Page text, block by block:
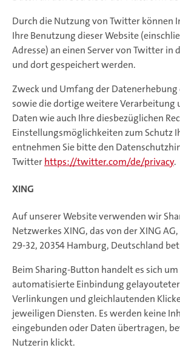
Durch die Nutzung von Twitter können
Ihre Benutzung dieser Website
Adresse) an einen Server von Twitter in
und dort gespeichert werden.
Zweck und Umfang der
sowie die dortige weitere Verarbeitung
Daten wie auch Ihre diesbezüglichen
Einstellungsmöglichkeiten zum Schutz
entnehmen Sie bitte den
Twitterhttps://twitter.com/de/privacy.
XING
Auf unserer Website verwenden wir
Netzwerkes XING, das von der XING
29-32, 20354 Hamburg, Deutschland
Beim Sharing-Button handelt es sich
automatisierte Einbindung
Verlinkungen und gleichlautenden
jeweiligen Diensten. Es werden keine
eingebunden oder Daten übertragen,
Nutzerin klickt.